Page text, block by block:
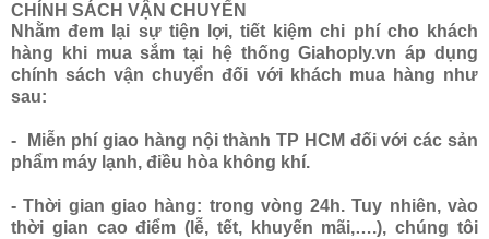
CHÍNH SÁCH VẬN CHUYỂN
Nhằm đem lại sự tiện lợi, tiết kiệm chi phí cho khách
hàng khi mua sắm tại hệ thống Giahoply.vn áp dụng
chính sách vận chuyển đối với khách mua hàng như
sau:
- Miễn phí giao hàng nội thành TP HCM đối với các sản
phẩm máy lạnh, điều hòa không khí.
- Thời gian giao hàng: trong vòng 24h. Tuy nhiên, vào
thời gian cao điểm (lễ, tết, khuyến mãi,….), chúng tôi